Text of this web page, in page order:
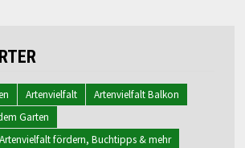
Artenvielfalt
Artenvielfalt Balkon
Garten
fördern, Buchtipps & mehr